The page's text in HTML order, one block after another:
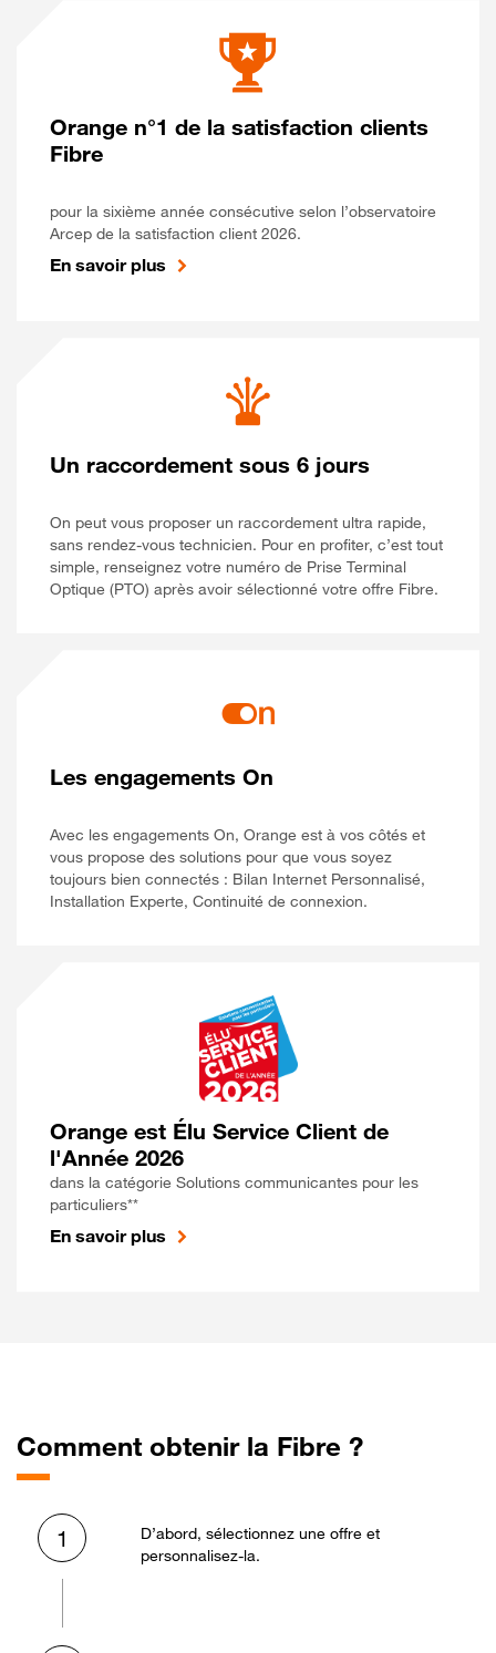
Orange n°1 de la satisfaction clients
Fibre
pour la sixième année consécutive selon l’observatoire
Arcep de la satisfaction client 2026.
En savoir plus
Un raccordement sous 6 jours
On peut vous proposer un raccordement ultra rapide,
sans rendez-vous technicien. Pour en profiter, c’est tout
simple, renseignez votre numéro de Prise Terminal
Optique (PTO) après avoir sélectionné votre offre Fibre.
Les engagements On
Avec les engagements On, Orange est à vos côtés et
vous propose des solutions pour que vous soyez
toujours bien connectés : Bilan Internet Personnalisé,
Installation Experte, Continuité de connexion.
Orange est Élu Service Client de
l'Année 2026
dans la catégorie Solutions communicantes pour les
particuliers**
En savoir plus
Comment obtenir la Fibre ?
1
D’abord, sélectionnez une offre et
personnalisez-la.